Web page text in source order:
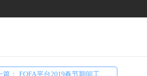
下一篇： FOFA平台2019春节期间工......